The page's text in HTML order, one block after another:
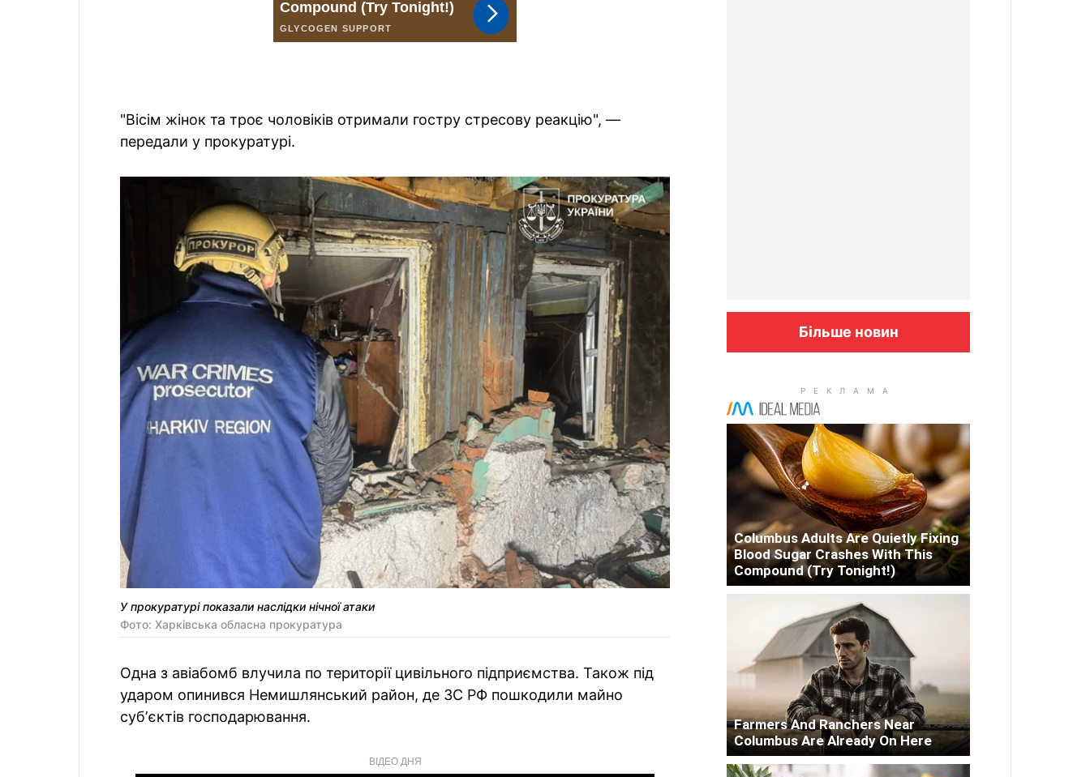
"Вісім жінок та троє чоловіків отримали гостру стресову реакцію", —
передали у прокуратурі.
У прокуратурі показали наслідки нічної атаки
Фото: Харківська обласна прокуратура
Одна з авіабомб влучила по території цивільного підприємства. Також під
ударом опинився Немишлянський район, де ЗС РФ пошкодили майно
субʼєктів господарювання.
ВІДЕО ДНЯ
Більше новин
Columbus Adults Are Quietly Fixing
Blood Sugar Crashes With This
Compound (Try Tonight!)
Farmers And Ranchers Near
Columbus Are Already On Here